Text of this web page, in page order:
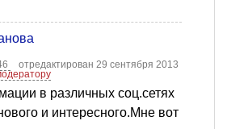
отредактирован 29 сентября 2013
в различных соц.сетях
и интересного.Мне вот